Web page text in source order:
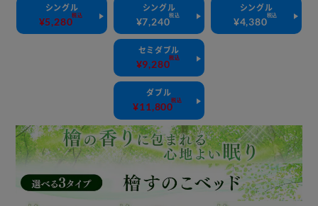
シングル
¥5,280
税込
シングル
¥7,240
税込
セミダブル
¥9,280
税込
ダブル
¥11,800
税込
シングル
¥4,380
税込